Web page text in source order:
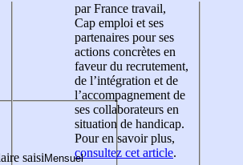
saisi
par France travail,
Cap emploi et ses
partenaires pour ses
actions concrètes en
faveur du recrutement,
de l’intégration et de
l’accompagnement de
ses collaborateurs en
situation de handicap.
Pour en savoir plus,
consultez cet article.